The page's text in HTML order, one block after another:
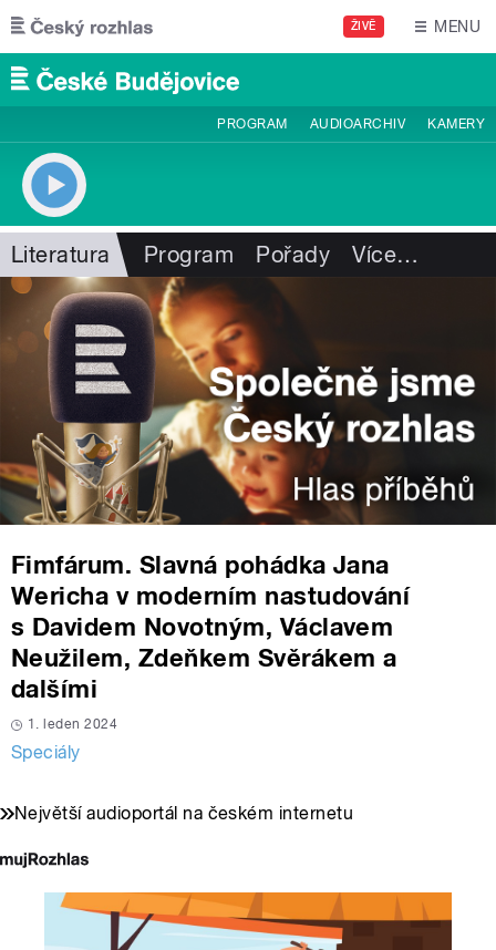
Přejít k hlavnímu obsahu
ŽIVĚ MENU
PROGRAM AUDIOARCHIV KAMERY
Literatura Program Pořady Více…
Fimfárum. Slavná pohádka Jana
Wericha v moderním nastudování
s Davidem Novotným, Václavem
Neužilem, Zdeňkem Svěrákem a
dalšími
1. leden 2024
Speciály
Největší audioportál na českém internetu